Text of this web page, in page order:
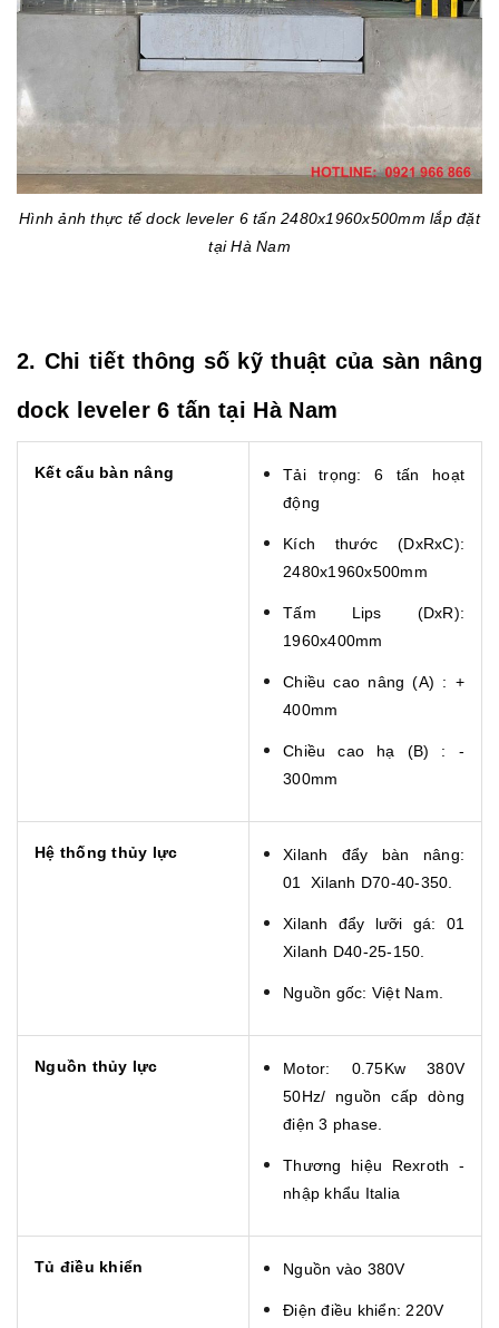
Hình ảnh thực tế dock leveler 6 tấn 2480x1960x500mm lắp đặt
tại Hà Nam
2. Chi tiết thông số kỹ thuật của sàn nâng
dock leveler 6 tấn tại Hà Nam
Kết cấu bàn nâng
Tải trọng: 6 tấn hoạt
động
Kích thước (DxRxC):
2480x1960x500mm
Tấm Lips (DxR):
1960x400mm
Chiều cao nâng (A) : +
400mm
Chiều cao hạ (B) : -
300mm
Hệ thống thủy lực
Xilanh đẩy bàn nâng:
01 Xilanh D70-40-350.
Xilanh đẩy lưỡi gá: 01
Xilanh D40-25-150.
Nguồn gốc: Việt Nam.
Nguồn thủy lực
Motor: 0.75Kw 380V
50Hz/ nguồn cấp dòng
điện 3 phase.
Thương hiệu Rexroth -
nhập khẩu Italia
Tủ điều khiển Nguồn vào 380V
Điện điều khiển: 220V